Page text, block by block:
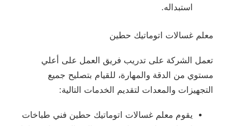
استبداله.
معلم غسالات اتوماتيك حطين
تعمل الشركة على تدريب فريق العمل على أعلي
مستوي من الدقة والمهارة، للقيام بتصليح جميع
التجهيزات والمعدات لتقديم الخدمات التالية:
يقوم معلم غسالات اتوماتيك حطين فني طباخات